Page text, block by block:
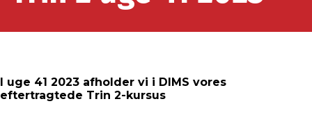
I uge 41 2023 afholder vi i DIMS vores
eftertragtede Trin 2-kursus